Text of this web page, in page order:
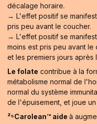
décalage horaire.
→ L'effet positif se
pris peu avant le coucher.
→ L'effet positif se
moins est pris peu avant
et les premiers jours après
Le folate contribue à la
métabolisme normal de
normal du système
de l'épuisement, et joue
²⁵Carolean™️ aide à